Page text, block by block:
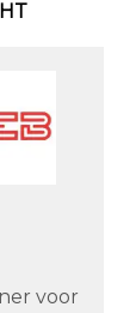
voor